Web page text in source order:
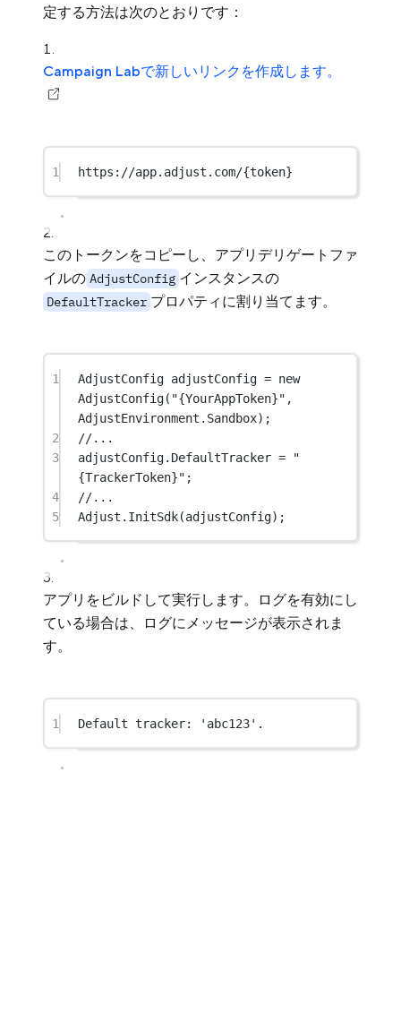
定する方法は次のとおりです：
Campaign Labで新しいリンクを作成します。
1 https://app.adjust.com/{token}
このトークンをコピーし、アプリデリゲートファ
イルの AdjustConfig インスタンスの
DefaultTracker プロパティに割り当てます。
1 AdjustConfig adjustConfig = new
AdjustConfig( "{YourAppToken}" ,
AdjustEnvironment.Sandbox);
2
//...
3
adjustConfig.DefaultTracker =
"
{TrackerToken}" ;
4
//...
5
Adjust. InitSdk(adjustConfig);
アプリをビルドして実行します。ログを有効にし
ている場合は、ログにメッセージが表示されま
す。
1 Default tracker: 'abc123'.